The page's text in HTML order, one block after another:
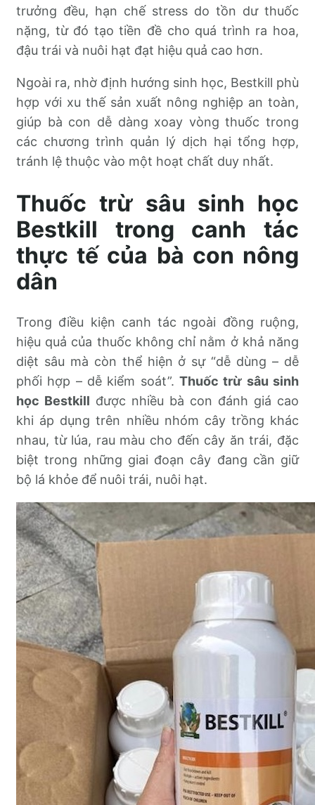
trưởng đều, hạn chế stress do tồn dư thuốc
nặng, từ đó tạo tiền đề cho quá trình ra hoa,
đậu trái và nuôi hạt đạt hiệu quả cao hơn.
Ngoài ra, nhờ định hướng sinh học, Bestkill phù
hợp với xu thế sản xuất nông nghiệp an toàn,
giúp bà con dễ dàng xoay vòng thuốc trong
các chương trình quản lý dịch hại tổng hợp,
tránh lệ thuộc vào một hoạt chất duy nhất.
Thuốc trừ sâu sinh học
Bestkill trong canh tác
thực tế của bà con nông
dân
Trong điều kiện canh tác ngoài đồng ruộng,
hiệu quả của thuốc không chỉ nằm ở khả năng
diệt sâu mà còn thể hiện ở sự “dễ dùng – dễ
phối hợp – dễ kiểm soát”. Thuốc trừ sâu sinh
học Bestkill được nhiều bà con đánh giá cao
khi áp dụng trên nhiều nhóm cây trồng khác
nhau, từ lúa, rau màu cho đến cây ăn trái, đặc
biệt trong những giai đoạn cây đang cần giữ
bộ lá khỏe để nuôi trái, nuôi hạt.